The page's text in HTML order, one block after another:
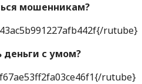
мошенникам?
rutube}
деньги с умом?
rutube}